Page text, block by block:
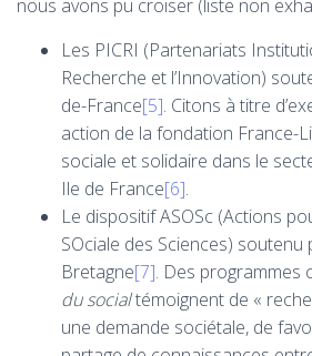
nous avons pu croiser (liste non
Les PICRI (Partenariats
Recherche et l’Innovation)
de-France[5]. Citons à titre
action de la fondation France-
sociale et solidaire dans le
Ile de France[6].
Le dispositif ASOSc (Actions
SOciale des Sciences) soutenu
Bretagne[7]. Des programmes
du socialtémoignent de «
une demande sociétale, de